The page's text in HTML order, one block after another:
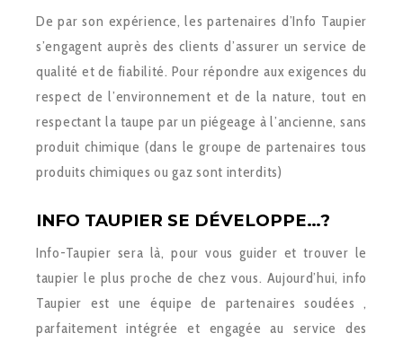
De par son expérience, les partenaires d’Info Taupier
s’engagent auprès des clients d’assurer un service de
qualité et de fiabilité. Pour répondre aux exigences du
respect de l’environnement et de la nature, tout en
respectant la taupe par un piégeage à l’ancienne, sans
produit chimique (dans le groupe de partenaires tous
produits chimiques ou gaz sont interdits)
INFO TAUPIER SE DÉVELOPPE…?
Info-Taupier sera là, pour vous guider et trouver le
taupier le plus proche de chez vous. Aujourd’hui, info
Taupier est une équipe de partenaires soudées ,
parfaitement intégrée et engagée au service des